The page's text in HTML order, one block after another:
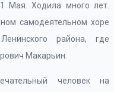
Мая. Ходила много лет.
самодеятельном хоре
района, где
Макарьин.
человек на